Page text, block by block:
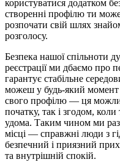
користуватися додатком
створенні профілю ти
розпочати свій шлях
розголосу.
Безпека нашої спільноти
реєстрації ми дбаємо про
гарантує стабільне
можеш у будь-який момент
свого профілю — ця
початку, так і згодом,
удома. Таким чином ми
місці — справжні люди з
безпечний і приязний
та внутрішній спокій.